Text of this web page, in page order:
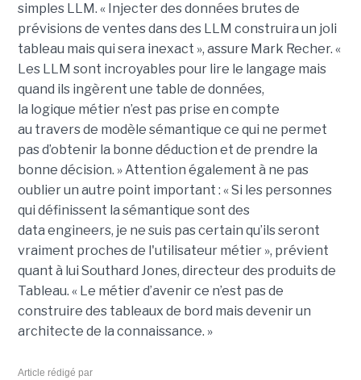
simples LLM. « Injecterdes données brutes de
prévisions de ventes dans des LLM construira un joli
tableau mais qui sera inexact », assure Mark Recher. «
Les LLM sont incroyables pour lire le langage mais
quand ils ingèrent une table de données,
la logique métier n’est pas prise en compte
au travers de modèle sémantique ce qui ne permet
pas d’obtenir la bonne déduction et de prendre la
bonne décision. »Attention également à ne pas
oublier un autre point important : « Si les personnes
qui définissent la sémantique sont des
data engineers, je ne suis pas certain qu’ils seront
vraiment proches de l'utilisateur métier », prévient
quant à lui Southard Jones, directeur des produits de
Tableau. « Le métier d’avenir ce n’est pas de
construire des tableaux de bord mais devenir un
architecte de la connaissance. »
Article rédigé par